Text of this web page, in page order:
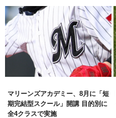
マリーンズアカデミー、8月に「短
期完結型スクール」開講 目的別に
全4クラスで実施